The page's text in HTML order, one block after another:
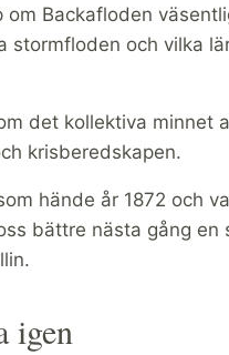
Backafloden
stormfloden och vilka
det kollektiva minnet
krisberedskapen.
hände år 1872 och
bättre nästa gång en
igen